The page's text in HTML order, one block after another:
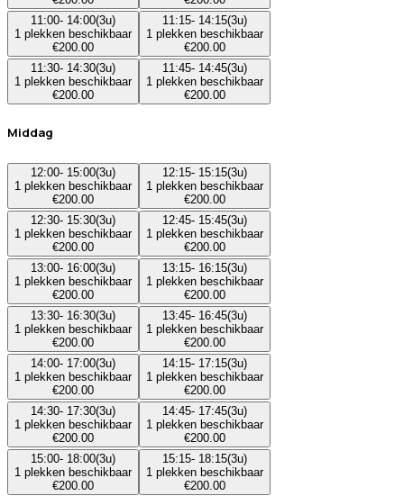
11:00- 14:00(3u)
1 plekken beschikbaar
€200.00
11:15- 14:15(3u)
1 plekken beschikbaar
€200.00
11:30- 14:30(3u)
1 plekken beschikbaar
€200.00
11:45- 14:45(3u)
1 plekken beschikbaar
€200.00
Middag
12:00- 15:00(3u)
1 plekken beschikbaar
€200.00
12:15- 15:15(3u)
1 plekken beschikbaar
€200.00
12:30- 15:30(3u)
1 plekken beschikbaar
€200.00
12:45- 15:45(3u)
1 plekken beschikbaar
€200.00
13:00- 16:00(3u)
1 plekken beschikbaar
€200.00
13:15- 16:15(3u)
1 plekken beschikbaar
€200.00
13:30- 16:30(3u)
1 plekken beschikbaar
€200.00
13:45- 16:45(3u)
1 plekken beschikbaar
€200.00
14:00- 17:00(3u)
1 plekken beschikbaar
€200.00
14:15- 17:15(3u)
1 plekken beschikbaar
€200.00
14:30- 17:30(3u)
1 plekken beschikbaar
€200.00
14:45- 17:45(3u)
1 plekken beschikbaar
€200.00
15:00- 18:00(3u)
1 plekken beschikbaar
€200.00
15:15- 18:15(3u)
1 plekken beschikbaar
€200.00